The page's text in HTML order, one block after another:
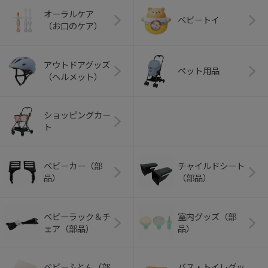
オーラルケア
（お口のケア）
ベビートイ
アウトドアグッズ
（ヘルメット）
ペット用品
ショッピングカー
ト
ベビーカー（部
品）
チャイルドシート
（部品）
ベビーラック＆チ
ェア（部品）
室内グッズ（部
品）